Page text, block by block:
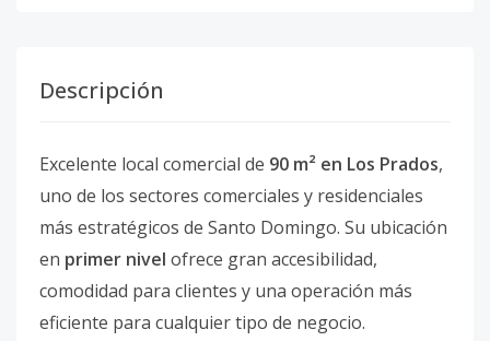
Descripción
Excelente local comercial de 90 m² en Los Prados,
uno de los sectores comerciales y residenciales
más estratégicos de Santo Domingo. Su ubicación
en primer nivel ofrece gran accesibilidad,
comodidad para clientes y una operación más
eficiente para cualquier tipo de negocio.